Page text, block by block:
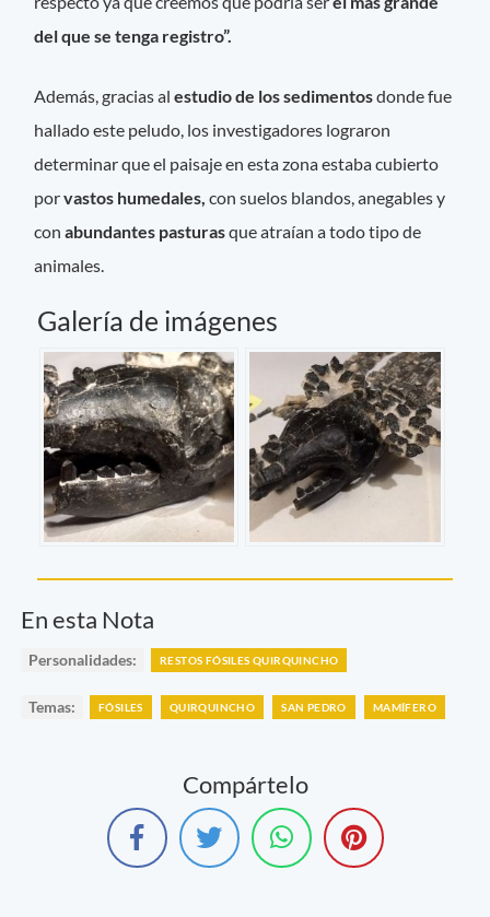
del que se tenga registro”.
Además, gracias alestudio de los sedimentosdonde fue
hallado este peludo, los investigadores lograron
determinar que el paisaje en esta zona estaba cubierto
porvastos humedales, con suelos blandos, anegables y
conabundantes pasturasque atraían a todo tipo de
animales.
Galería de imágenes
En esta Nota
Personalidades: RESTOS FÓSILES QUIRQUINCHO
Temas: FÓSILES QUIRQUINCHO SAN PEDRO MAMÍFERO
Compártelo